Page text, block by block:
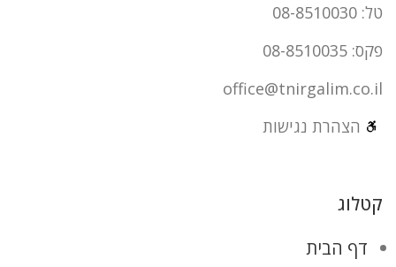
טל: 08-8510030
פקס: 08-8510035
office@tnirgalim.co.il
הצהרת נגישות
קטלוג
דף הבית